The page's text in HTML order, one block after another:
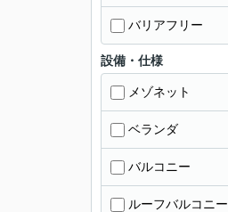
バリアフリー
設備・仕様
メゾネット
ベランダ
バルコニー
ルーフバルコニー